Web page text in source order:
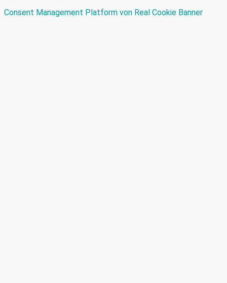
Consent Management Platform von Real Cookie Banner